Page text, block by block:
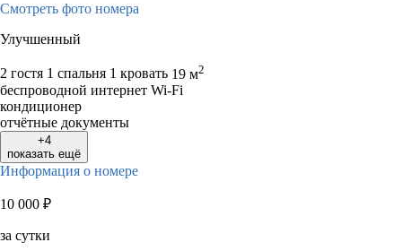
Смотреть фото номера
Улучшенный
2 гостя 1 спальня 1 кровать 19 м2
беспроводной интернет Wi-Fi
кондиционер
отчётные документы
+4
показать ещё
Информация о номере
10 000 ₽
за сутки